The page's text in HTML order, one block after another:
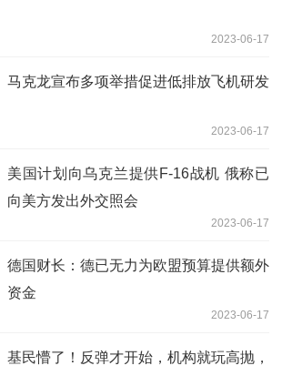
2023-06-17
马克龙宣布多项举措促进低排放飞机研发
2023-06-17
美国计划向乌克兰提供F-16战机 俄称已
向美方发出外交照会
2023-06-17
德国财长：德已无力为欧盟预算提供额外
资金
2023-06-17
基民懵了！反弹才开始，机构就玩高抛，